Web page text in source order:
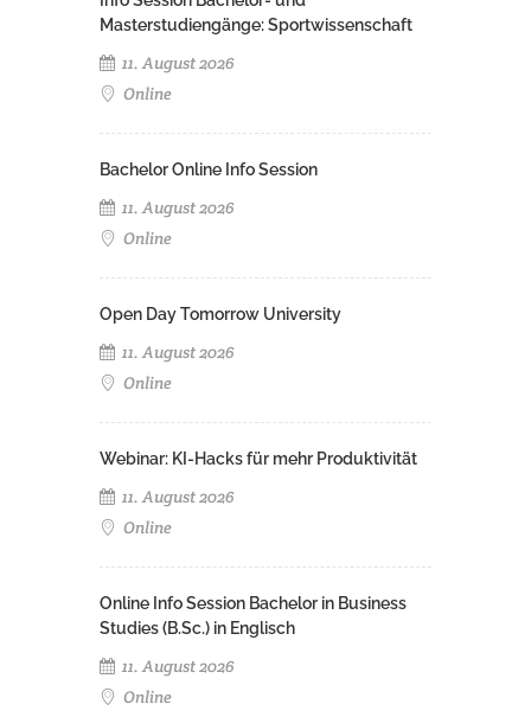
Masterstudiengänge: Sportwissenschaft
11. August 2026
Online
Bachelor Online Info Session
11. August 2026
Online
Open Day Tomorrow University
11. August 2026
Online
Webinar: KI-Hacks für mehr Produktivität
11. August 2026
Online
Online Info Session Bachelor in Business
Studies (B.Sc.) in Englisch
11. August 2026
Online